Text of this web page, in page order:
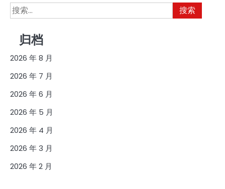
搜
索：
归档
2026 年 8 月
2026 年 7 月
2026 年 6 月
2026 年 5 月
2026 年 4 月
2026 年 3 月
2026 年 2 月